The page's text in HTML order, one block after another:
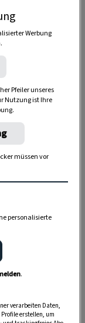
wir sie heute
Version
nicht genau
Mäuse und
rechtzeitig
den
ins
Varianten,
Werbung
Pfeiler unseres
Nutzung ist Ihre
müssen vor
personalisierte
.
verarbeiten Daten,
erstellen, um